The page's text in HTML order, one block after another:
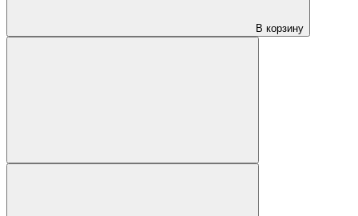
В корзину